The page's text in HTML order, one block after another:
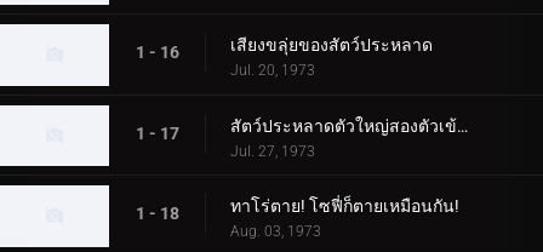
1 - 16 เสียงขลุ่ยของสัตว์ประหลาด
Jul. 20, 1973
1 - 17 สัตว์ประหลาดตัวใหญ่สองตัวเข้าใกล้ทาโร่!
Jul. 27, 1973
1 - 18 ทาโร่ตาย! โซฟี่ก็ตายเหมือนกัน!
Aug. 03, 1973